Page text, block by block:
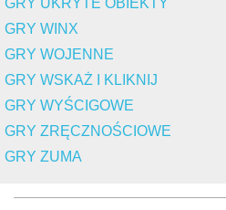
GRY UKRYTE OBIEKTY
GRY WINX
GRY WOJENNE
GRY WSKAŻ I KLIKNIJ
GRY WYŚCIGOWE
GRY ZRĘCZNOŚCIOWE
GRY ZUMA